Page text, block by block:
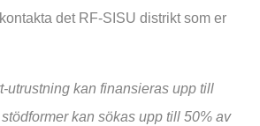
det RF-SISU distrikt som er
utrustning kan finansieras upp till
kan sökas upp till 50% av